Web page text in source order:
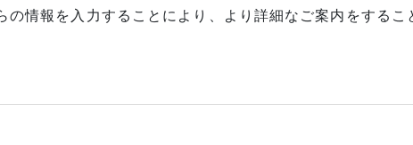
の情報を入力することにより、より詳細なご案内をするこ